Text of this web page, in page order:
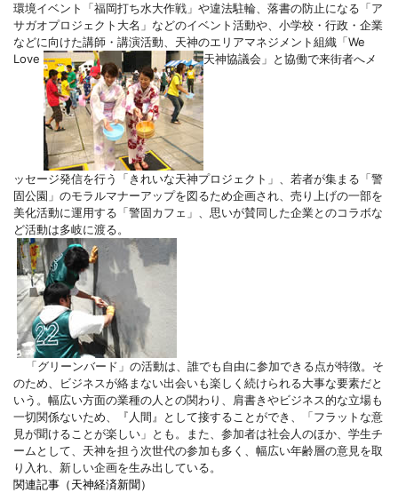
環境イベント「福岡打ち水大作戦」や違法駐輪、落書の防止になる「ア
サガオプロジェクト大名」などのイベント活動や、小学校・行政・企業
などに向けた講師・講演活動、天神のエリアマネジメント組織「We
Love
天神協議会」と協働で来街者へメ
ッセージ発信を行う「きれいな天神プロジェクト」、若者が集まる「警
固公園」のモラルマナーアップを図るため企画され、売り上げの一部を
美化活動に運用する「警固カフェ」、思いが賛同した企業とのコラボな
ど活動は多岐に渡る。
「グリーンバード」の活動は、誰でも自由に参加できる点が特徴。そ
のため、ビジネスが絡まない出会いも楽しく続けられる大事な要素だと
いう。幅広い方面の業種の人との関わり、肩書きやビジネス的な立場も
一切関係ないため、『人間』として接することができ、「フラットな意
見が聞けることが楽しい」とも。また、参加者は社会人のほか、学生チ
ームとして、天神を担う次世代の参加も多く、幅広い年齢層の意見を取
り入れ、新しい企画を生み出している。
関連記事（天神経済新聞）